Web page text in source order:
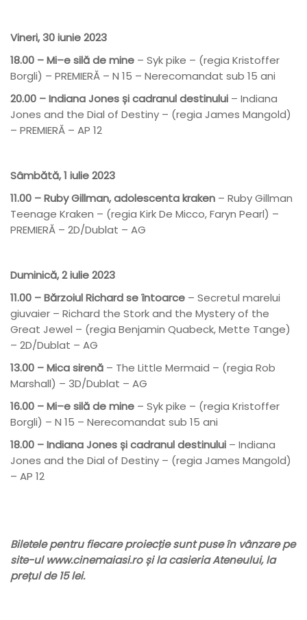
Vineri, 30 iunie 2023
18.00 – Mi–e silă de mine – Syk pike – (regia Kristoffer
Borgli) – PREMIERĂ – N 15 – Nerecomandat sub 15 ani
20.00 – Indiana Jones și cadranul destinului – Indiana
Jones and the Dial of Destiny – (regia James Mangold)
– PREMIERĂ – AP 12
Sâmbătă, 1 iulie 2023
11.00 – Ruby Gillman, adolescenta kraken – Ruby Gillman
Teenage Kraken – (regia Kirk De Micco, Faryn Pearl) –
PREMIERĂ – 2D/Dublat – AG
Duminică, 2 iulie 2023
11.00 – Bărzoiul Richard se întoarce – Secretul marelui
giuvaier – Richard the Stork and the Mystery of the
Great Jewel – (regia Benjamin Quabeck, Mette Tange)
– 2D/Dublat – AG
13.00 – Mica sirenă – The Little Mermaid – (regia Rob
Marshall) – 3D/Dublat – AG
16.00 – Mi–e silă de mine – Syk pike – (regia Kristoffer
Borgli) – N 15 – Nerecomandat sub 15 ani
18.00 – Indiana Jones și cadranul destinului – Indiana
Jones and the Dial of Destiny – (regia James Mangold)
– AP 12
Biletele pentru fiecare proiecție sunt puse în vânzare pe
site-ulwww.cinemaiasi.roși la casieria Ateneului, la
prețul de 15 lei.